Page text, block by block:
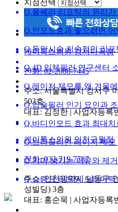
Q.울쎄라 리프팅의 원리가
Q.인모드효과 좋으려면 어
Q.동안시술 지속적인 리프
Q.4D 입체필러 연구센터
Q.레이저 제모를 왜 겨울
Q.입술필러 인기 요인과
Q.바디인모드 효과 최대치
Q.브라질리언 레이저 제
Q.기미 생기는 이유와 제
Q.슈링크 리프팅 드라마
지점선택
케이톡스의원 강서마곡점
전화: 02-2088-7445
주소: 서울특별시 강서구
503호
대표: 김정한 | 사업자등록
케이톡스의원 인천구월점
전화: 032-719-7787
주소: 인천광역시 남동구
성빌딩) 3층
대표: 홍순묵 | 사업자등록